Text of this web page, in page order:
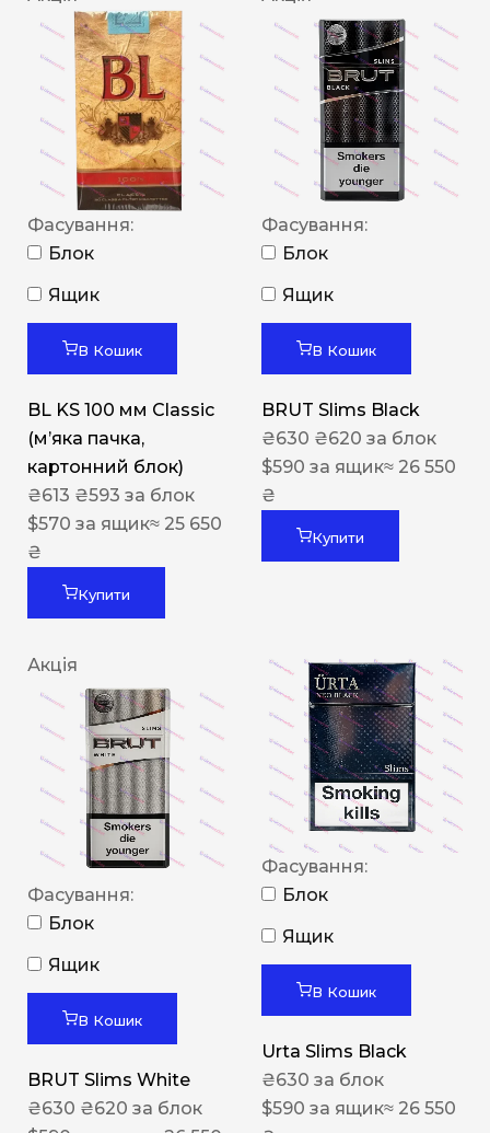
Фасування:
Блок
Ящик
В Кошик
BL KS 100 мм Classic
(м’яка пачка,
картонний блок)
₴613 ₴593 за блок
$570 за ящик≈ 25 650
₴
Купити
Фасування:
Блок
Ящик
В Кошик
BRUT Slims Black
₴630 ₴620 за блок
$590 за ящик≈ 26 550
₴
Купити
Акція
Фасування:
Блок
Ящик
В Кошик
BRUT Slims White
₴630 ₴620 за блок
Фасування:
Блок
Ящик
В Кошик
Urta Slims Black
₴630 за блок
$590 за ящик≈ 26 550